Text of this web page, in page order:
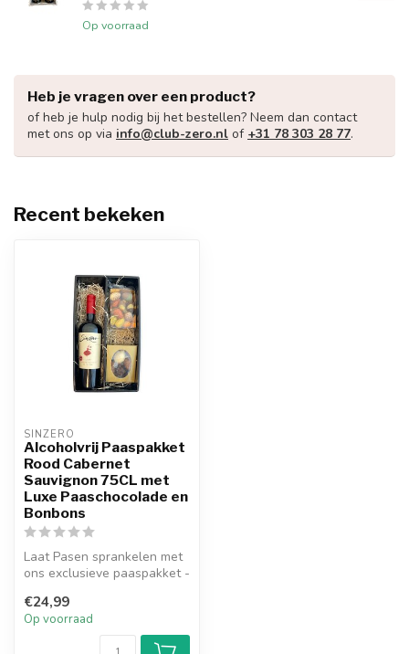
Op voorraad
Heb je vragen over een product?
of heb je hulp nodig bij het bestellen? Neem dan contact
met ons op via info@club-zero.nl of +31 78 303 28 77.
Recent bekeken
SINZERO
Alcoholvrij Paaspakket
Rood Cabernet
Sauvignon 75CL met
Luxe Paaschocolade en
Bonbons
Laat Pasen sprankelen met
ons exclusieve paaspakket -
combin...
€24,99
Op voorraad